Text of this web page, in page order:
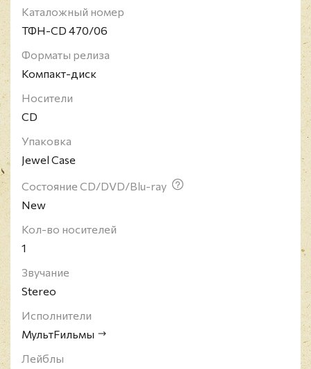
им. Герцена Егором Тимофеевым в 1998 году из
проекта "Глубоководные чудеса". В 1998-2000
таких как К. Фёдоров, Ю. Цалер, группа
записывает дебютный альбом "МультFильмы".
Альбом заложил брит-поповый стиль звучания
группы, который проявился на следующих
работах "StereoSignal" (сингл, 2000), "Суперприз"
(2002), а также "Витамины" (2002), который был
записан в студии "Нашего радио" за один день 12
Каталожный номер
ТФН-CD 470/06
Форматы релиза
Компакт-диск
Носители
CD
Упаковка
Jewel Case
Состояние CD/DVD/Blu-ray
New
Кол-во носителей
1
Звучание
Stereo
Исполнители
МультFильмы
Лейблы